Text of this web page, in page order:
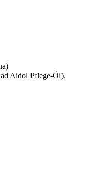
Aidol Pflege-Öl).